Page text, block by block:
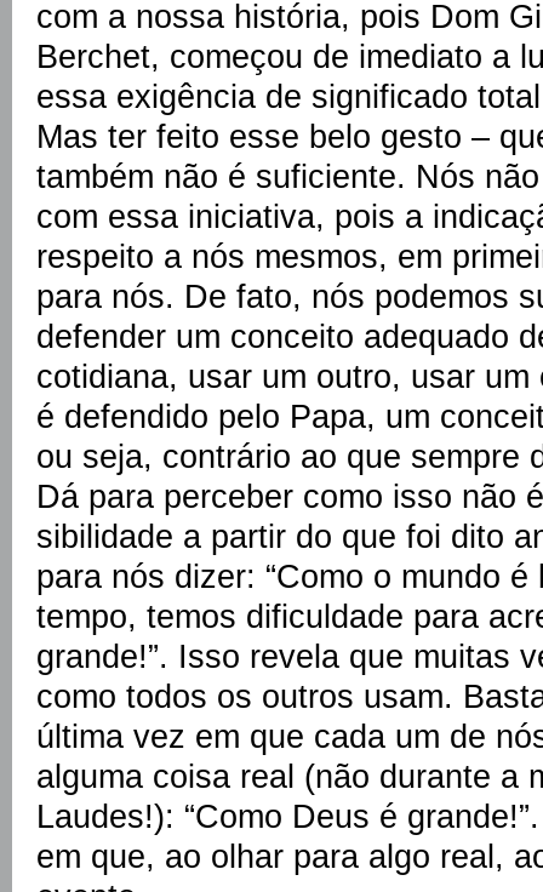
com a nossa história, pois Dom
Berchet, começou de imediato a
essa exigência de significado
Mas ter feito esse belo gesto –
também não é suficiente. Nós
com essa iniciativa, pois a
respeito a nós mesmos, em
para nós. De fato, nós podemos
defender um conceito adequado
cotidiana, usar um outro, usar
é defendido pelo Papa, um
ou seja, contrário ao que sempre
Dá para perceber como isso não
sibilidade a partir do que foi dito
para nós dizer: “Como o mundo é
tempo, temos dificuldade para
grande!”. Isso revela que muitas
como todos os outros usam.
última vez em que cada um de
alguma coisa real (não durante a
Laudes!): “Como Deus é
em que, ao olhar para algo real,